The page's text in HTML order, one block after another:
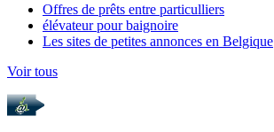
Offres de prêts entre particulliers
élévateur pour baignoire
Les sites de petites annonces en Belgique
Voir tous